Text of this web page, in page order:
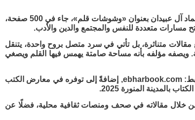
صدر عن دار إبهار للنشر والتوزيع كتاب جديد للكاتب والأديب عماد آل عبيدان بعنوان «وشوشات قلم»، جاء في 500 صفحة،
مسارات متعددة للنفس والمجتمع والدين والأدب.
متناثرة، بل تأتي في سرد متصل بروح واحدة، يتنقل
ويصفه مؤلفه بأنه مساحة صامتة يهمس فيها القلم ويصغي
ويُتاح الكتاب عبر المنصات الإلكترونية لدار إبهار من خلال الرابط: ebharbook.com, إضافةً إلى توفره في معارض الكتب
المنورة 2025.
خلال مقالاته في صحف ومنصات ثقافية محلية، فضلًا عن